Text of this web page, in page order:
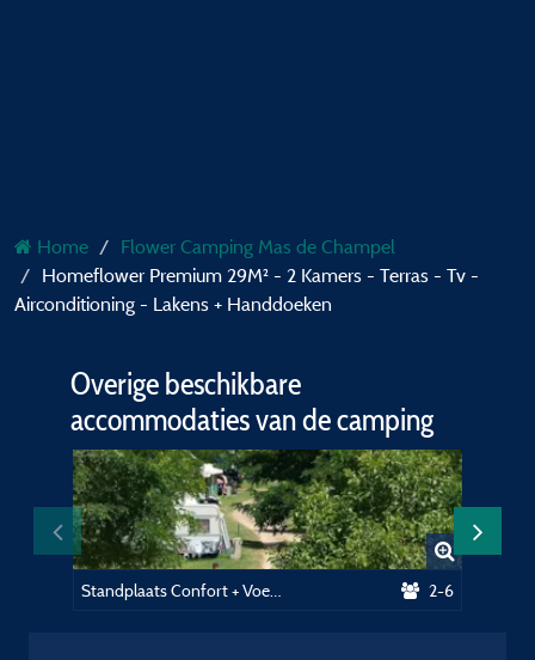
Home
Flower Camping Mas de Champel
Homeflower Premium 29M² - 2 Kamers - Terras - Tv -
Airconditioning - Lakens + Handdoeken
Overige beschikbare
accommodaties van de camping
2-6